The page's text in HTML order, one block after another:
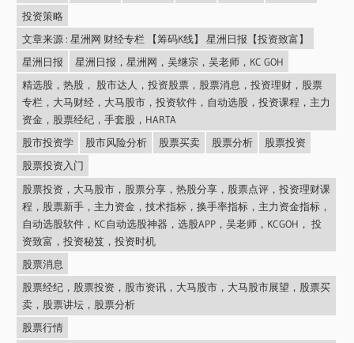
投资策略
文章来源 : 星洲网 财经专栏 【筹码K线】 星洲日报【投资致富】
星洲日报
星洲日报，星洲网，吴继宗，吴老师，KC GOH
精选股，热股， 股市达人，投资股票，股票消息，投资理财，股票
专栏，大马财经，大马股市，投资软件，自动选股，投资课程，主力
资金，股票经纪，手套股，HARTA
股市投资学
股市风险分析 股票买卖 股票分析
股票投资
股票投资入门
股票投资，大马股市，股票分享，热股分享，股票点评，投资理财课
程，股票新手，主力资金，技术指标，换手率指标，主力资金指标，
自动选股软件，KC自动选股神器，选股APP，吴老师，KCGOH， 投
资致富，投资秘笈，投资时机
股票消息
股票经纪，股票投资，股市资讯，大马股市，大马股市展望，股票买
卖，股票讲坛，股票分析
股票行情